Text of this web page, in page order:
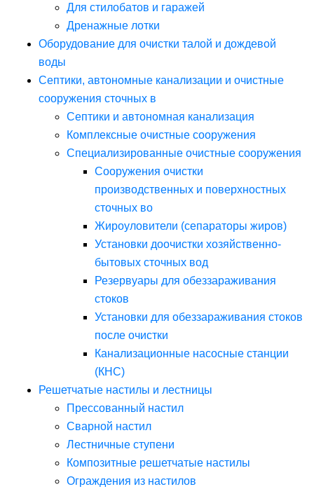
Для стилобатов и гаражей
Дренажные лотки
Оборудование для очистки талой и дождевой
воды
Септики, автономные канализации и очистные
сооружения сточных в
Септики и автономная канализация
Комплексные очистные сооружения
Специализированные очистные сооружения
Сооружения очистки
производственных и поверхностных
сточных во
Жироуловители (сепараторы жиров)
Установки доочистки хозяйственно-
бытовых сточных вод
Резервуары для обеззараживания
стоков
Установки для обеззараживания стоков
после очистки
Канализационные насосные станции
(КНС)
Решетчатые настилы и лестницы
Прессованный настил
Сварной настил
Лестничные ступени
Композитные решетчатые настилы
Ограждения из настилов